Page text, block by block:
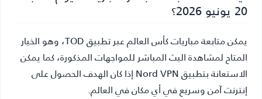
20 يونيو 2026؟
يمكن متابعة مباريات كأس العالم عبر تطبيق TOD، وهو الخيار
المتاح لمشاهدة البث المباشر للمواجهات المذكورة، كما يمكن
الاستعانة بتطبيق Nord VPN إذا كان الهدف الحصول على
إنترنت آمن وسريع في أي مكان في العالم.